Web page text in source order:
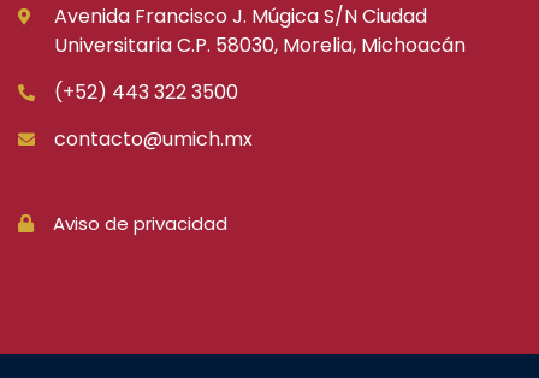
Avenida Francisco J. Múgica S/N Ciudad
Universitaria C.P. 58030, Morelia, Michoacán
(+52) 443 322 3500
contacto@umich.mx
Aviso de privacidad